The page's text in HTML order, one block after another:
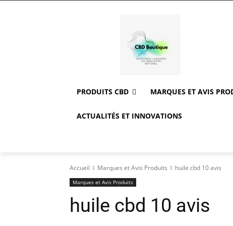
PRODUITS CBD MARQUES ET AVIS
ACTUALITÉS ET INNOVATIONS
Accueil Marques et Avis Produits huile cbd 10 avis
Marques et Avis Produits
huile cbd 10 avis